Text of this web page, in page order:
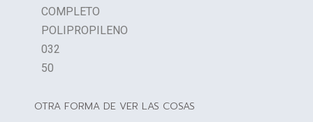
COMPLETO
POLIPROPILENO
032
50
OTRA FORMA DE VER LAS COSAS